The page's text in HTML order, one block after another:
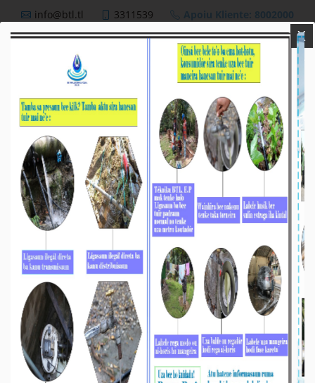
info@btl.tl 3311539 Apoiu Kliente: 8002000
BTL,E.P Partisipa iha diskusaun teknika ba
konstrusaun Jardim Frente Maritima ne’ebe sei
halo iha Motael nia oin to’o iha Praia Dos
Coqueiros.
X